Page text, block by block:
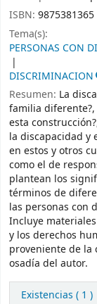
ISBN: 9875381365
Tema(s):
PERSONAS CON
DISCRIMINACION
Resumen: La
familia
esta
la discapacidad y
en estos y otros
como el de
plantean los
términos de
las personas con
Incluye
y los derechos
proveniente de la
osadía del autor.
Existencias ( 1 )